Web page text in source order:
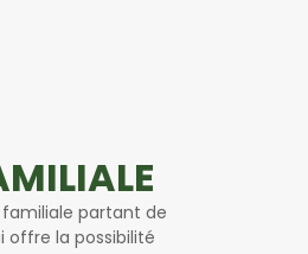
partant de
offre la possibilité